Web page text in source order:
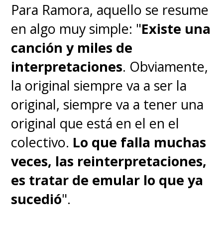
Para Ramora, aquello se resume
en algo muy simple: "Existe una
canción y miles de
interpretaciones. Obviamente,
la original siempre va a ser la
original, siempre va a tener una
original que está en el en el
colectivo. Lo que falla muchas
veces, las reinterpretaciones,
es tratar de emular lo que ya
sucedió".